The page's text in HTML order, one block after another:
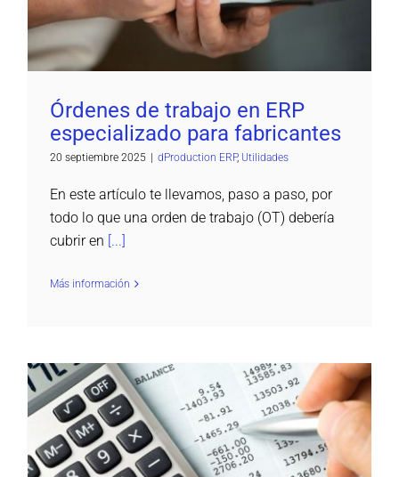
Órdenes de trabajo en ERP
especializado para fabricantes
20 septiembre 2025 dProduction ERP, Utilidades
En este artículo te llevamos, paso a paso, por
todo lo que una orden de trabajo (OT) debería
cubrir en [...]
Más información
Balance de situación: qué es y cómo hacerlo